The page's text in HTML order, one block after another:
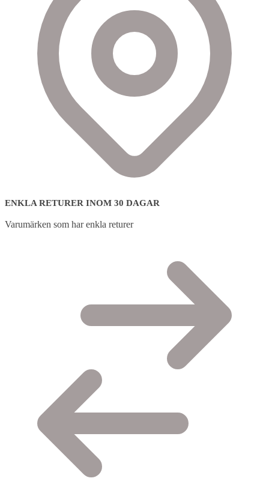
ENKLA RETURER INOM 30 DAGAR
Varumärken som har enkla returer